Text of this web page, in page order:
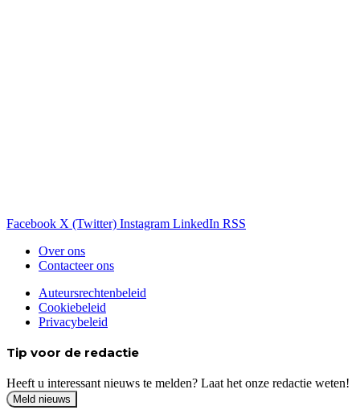
Facebook X (Twitter) Instagram LinkedIn RSS
Over ons
Contacteer ons
Auteursrechtenbeleid
Cookiebeleid
Privacybeleid
Tip voor de redactie
Heeft u interessant nieuws te melden? Laat het onze redactie weten!